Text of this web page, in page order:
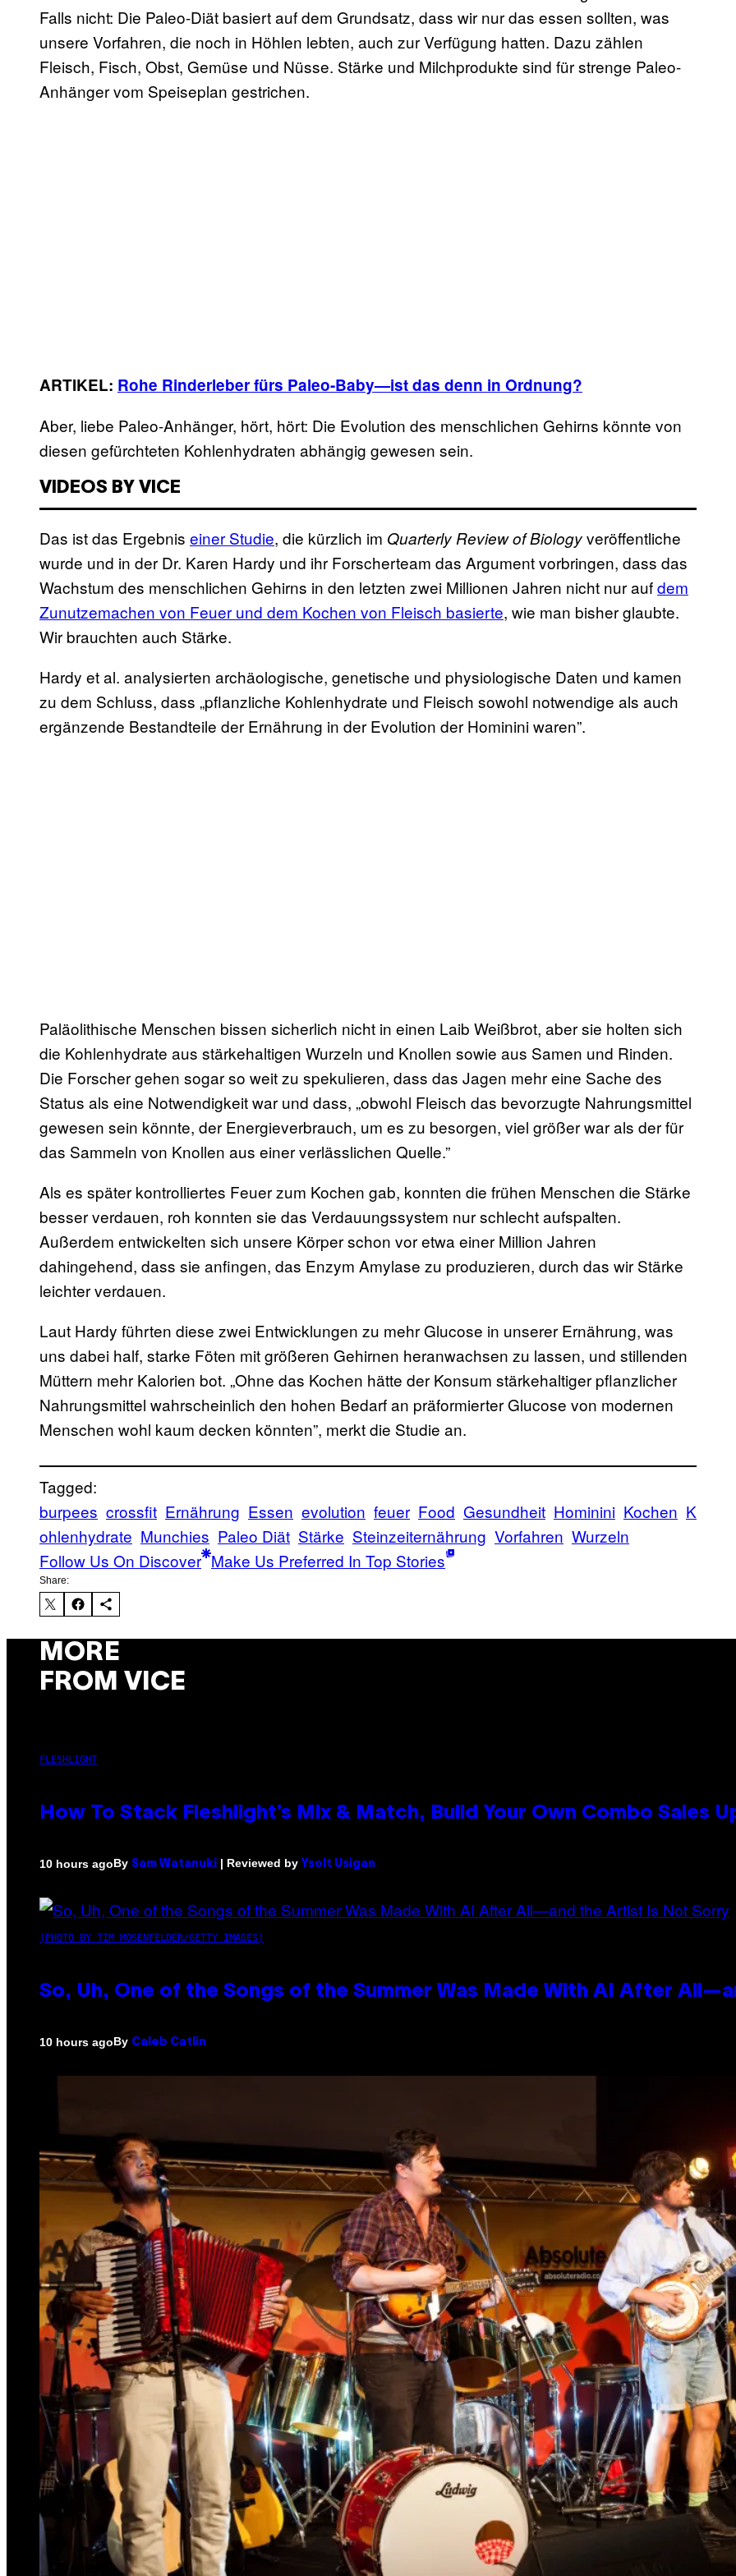
Falls nicht: Die Paleo-Diät basiert auf dem Grundsatz, dass wir nur das essen sollten, was
unsere Vorfahren, die noch in Höhlen lebten, auch zur Verfügung hatten. Dazu zählen
Fleisch, Fisch, Obst, Gemüse und Nüsse. Stärke und Milchprodukte sind für strenge Paleo-
Anhänger vom Speiseplan gestrichen.
ARTIKEL: Rohe Rinderleber fürs Paleo-Baby—ist das denn in Ordnung?
Aber, liebe Paleo-Anhänger, hört, hört: Die Evolution des menschlichen Gehirns könnte von
diesen gefürchteten Kohlenhydraten abhängig gewesen sein.
VIDEOS BY VICE
Das ist das Ergebnis einer Studie, die kürzlich im Quarterly Review of Biologyveröffentliche
wurde und in der Dr. Karen Hardy und ihr Forscherteam das Argument vorbringen, dass das
Wachstum des menschlichen Gehirns in den letzten zwei Millionen Jahren nicht nur aufdem
Zunutzemachen von Feuer und dem Kochen von Fleisch basierte, wie man bisher glaubte.
Wir brauchten auch Stärke.
Hardy et al. analysierten archäologische, genetische und physiologische Daten und kamen
zu dem Schluss, dass „pflanzliche Kohlenhydrate und Fleisch sowohl notwendige als auch
ergänzende Bestandteile der Ernährung in der Evolution der Hominini waren”.
Paläolithische Menschen bissen sicherlich nicht in einen Laib Weißbrot, aber sie holten sich
die Kohlenhydrate aus stärkehaltigen Wurzeln und Knollen sowie aus Samen und Rinden.
Die Forscher gehen sogar so weit zu spekulieren, dass das Jagen mehr eine Sache des
Status als eine Notwendigkeit war und dass, „obwohl Fleisch das bevorzugte Nahrungsmittel
gewesen sein könnte, der Energieverbrauch, um es zu besorgen, viel größer war als der für
das Sammeln von Knollen aus einer verlässlichen Quelle.”
Als es später kontrolliertes Feuer zum Kochen gab, konnten die frühen Menschen die Stärke
besser verdauen, roh konnten sie das Verdauungssystem nur schlecht aufspalten.
Außerdem entwickelten sich unsere Körper schon vor etwa einer Million Jahren
dahingehend, dass sie anfingen, das Enzym Amylase zu produzieren, durch das wir Stärke
leichter verdauen.
Laut Hardy führten diese zwei Entwicklungen zu mehr Glucose in unserer Ernährung, was
uns dabei half, starke Föten mit größeren Gehirnen heranwachsen zu lassen, und stillenden
Müttern mehr Kalorien bot. „Ohne das Kochen hätte der Konsum stärkehaltiger pflanzlicher
Nahrungsmittel wahrscheinlich den hohen Bedarf an präformierter Glucose von modernen
Menschen wohl kaum decken könnten”, merkt die Studie an.
Tagged:
burpees crossfit Ernährung Essen evolution feuer Food Gesundheit Hominini Kochen K
ohlenhydrate Munchies Paleo Diät Stärke Steinzeiternährung Vorfahren Wurzeln
Follow Us On Discover Make Us Preferred In Top Stories
Share:
MORE
FROM VICE
FLESHLIGHT
How To Stack Fleshlight’s Mix & Match, Build Your Own Combo Sales
10 hours agoBy Sam Watanuki | Reviewed by Ysolt Usigan
(PHOTO BY TIM MOSENFELDER/GETTY IMAGES)
So, Uh, One of the Songs of the Summer Was Made With AI After
10 hours agoBy Caleb Catlin